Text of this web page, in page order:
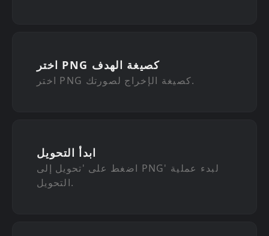
اختر PNG كصيغة الهدف
اختر PNG كصيغة الإخراج لصورتك.
ابدأ التحويل
اضغط على 'تحويل إلى PNG' لبدء عملية
التحويل.